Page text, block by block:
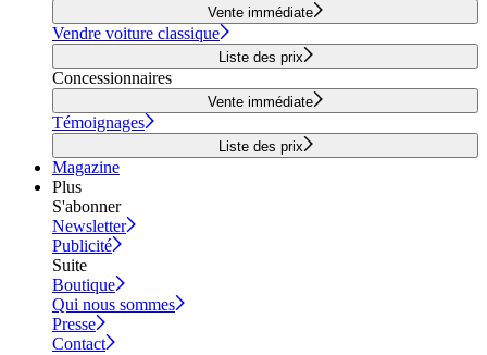
Vente immédiate
Vendre voiture classique
Liste des prix
Concessionnaires
Vente immédiate
Témoignages
Liste des prix
Magazine
Plus
S'abonner
Newsletter
Publicité
Suite
Boutique
Qui nous sommes
Presse
Contact